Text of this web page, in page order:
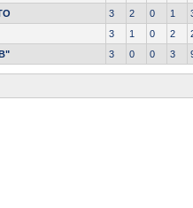
3 2 0 1
3 1 0 2
3 0 0 3